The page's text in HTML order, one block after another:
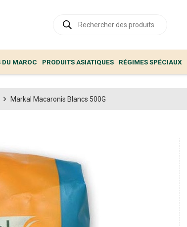
produits
DU MAROC PRODUITS ASIATIQUES RÉGIMES SPÉCIAUX
Markal Macaronis Blancs 500G